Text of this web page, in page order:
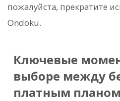
пожалуйста, прекратите
Ondoku.
Ключевые
выборе между
платным